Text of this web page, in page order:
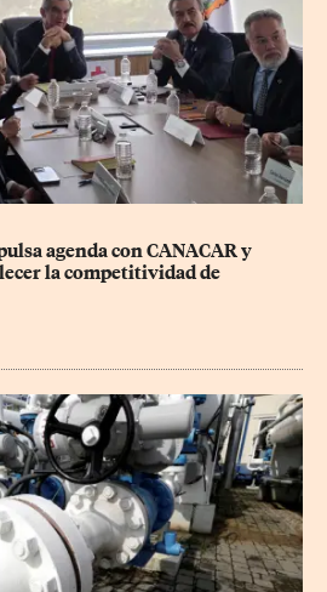
agenda con CANACAR y
la competitividad de